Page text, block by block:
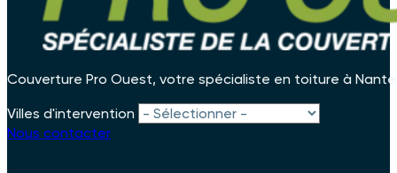
Couverture Pro Ouest, votre spécialiste en toiture à
Villes d'intervention
Nous contacter